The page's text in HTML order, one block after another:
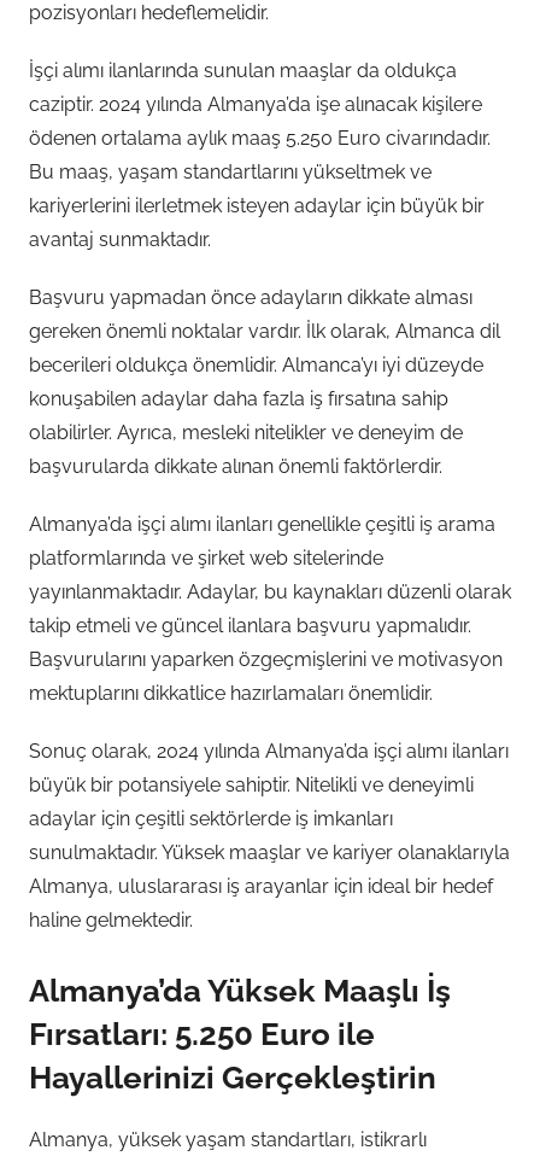
pozisyonları hedeflemelidir.
İşçi alımı ilanlarında sunulan maaşlar da oldukça
caziptir. 2024 yılında Almanya’da işe alınacak kişilere
ödenen ortalama aylık maaş 5.250 Euro civarındadır.
Bu maaş, yaşam standartlarını yükseltmek ve
kariyerlerini ilerletmek isteyen adaylar için büyük bir
avantaj sunmaktadır.
Başvuru yapmadan önce adayların dikkate alması
gereken önemli noktalar vardır. İlk olarak, Almanca dil
becerileri oldukça önemlidir. Almanca’yı iyi düzeyde
konuşabilen adaylar daha fazla iş fırsatına sahip
olabilirler. Ayrıca, mesleki nitelikler ve deneyim de
başvurularda dikkate alınan önemli faktörlerdir.
Almanya’da işçi alımı ilanları genellikle çeşitli iş arama
platformlarında ve şirket web sitelerinde
yayınlanmaktadır. Adaylar, bu kaynakları düzenli olarak
takip etmeli ve güncel ilanlara başvuru yapmalıdır.
Başvurularını yaparken özgeçmişlerini ve motivasyon
mektuplarını dikkatlice hazırlamaları önemlidir.
Sonuç olarak, 2024 yılında Almanya’da işçi alımı ilanları
büyük bir potansiyele sahiptir. Nitelikli ve deneyimli
adaylar için çeşitli sektörlerde iş imkanları
sunulmaktadır. Yüksek maaşlar ve kariyer olanaklarıyla
Almanya, uluslararası iş arayanlar için ideal bir hedef
haline gelmektedir.
Almanya’da Yüksek Maaşlı İş
Fırsatları: 5.250 Euro ile
Hayallerinizi Gerçekleştirin
Almanya, yüksek yaşam standartları, istikrarlı